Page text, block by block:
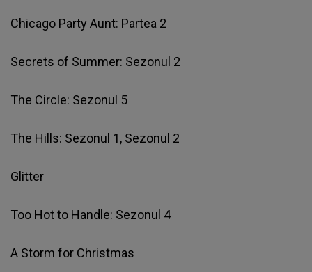
Chicago Party Aunt: Partea 2
Secrets of Summer: Sezonul 2
The Circle: Sezonul 5
The Hills: Sezonul 1, Sezonul 2
Glitter
Too Hot to Handle: Sezonul 4
A Storm for Christmas